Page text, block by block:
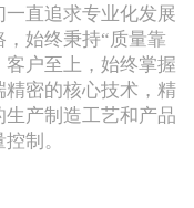
一直追求专业化发展
，始终秉持“质量靠
客户至上，始终掌握
精密的核心技术，精
生产制造工艺和产品
制。